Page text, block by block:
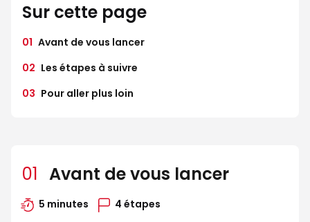
Sur cette page
01 Avant de vous lancer
02 Les étapes à suivre
03 Pour aller plus loin
01 Avant de vous lancer
5 minutes
4 étapes